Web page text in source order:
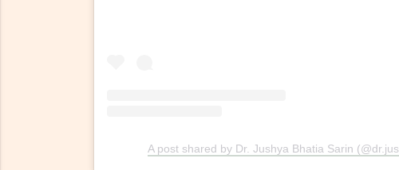
A post shared by Dr. Jushya Bhatia Sarin